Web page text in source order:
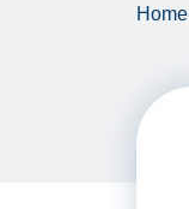
Home